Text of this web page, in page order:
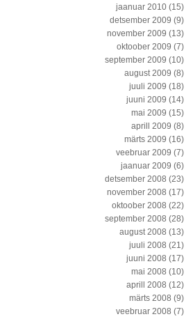
jaanuar 2010 (15)
detsember 2009 (9)
november 2009 (13)
oktoober 2009 (7)
september 2009 (10)
august 2009 (8)
juuli 2009 (18)
juuni 2009 (14)
mai 2009 (15)
aprill 2009 (8)
märts 2009 (16)
veebruar 2009 (7)
jaanuar 2009 (6)
detsember 2008 (23)
november 2008 (17)
oktoober 2008 (22)
september 2008 (28)
august 2008 (13)
juuli 2008 (21)
juuni 2008 (17)
mai 2008 (10)
aprill 2008 (12)
märts 2008 (9)
veebruar 2008 (7)